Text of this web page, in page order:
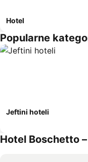
Hotel
Popularne
Jeftini hoteli
Hotel Boschetto